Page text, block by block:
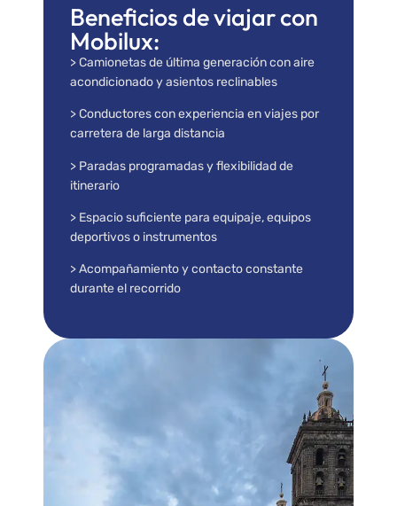
Beneficios de viajar con
Mobilux:
> Camionetas de última generación con aire
acondicionado y asientos reclinables
> Conductores con experiencia en viajes por
carretera de larga distancia
> Paradas programadas y flexibilidad de
itinerario
> Espacio suficiente para equipaje, equipos
deportivos o instrumentos
> Acompañamiento y contacto constante
durante el recorrido